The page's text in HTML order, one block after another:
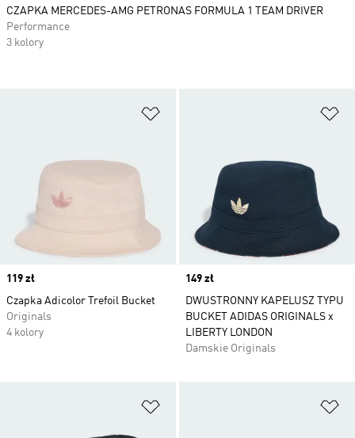
Price
119 zł
Czapka Adicolor Trefoil Bucket
Originals
4 kolory
Price
149 zł
DWUSTRONNY KAPELUSZ TYPU
BUCKET ADIDAS ORIGINALS x
LIBERTY LONDON
Damskie Originals
CZAPKA MERCEDES-AMG PETRONAS FORMULA 1 TEAM DRIVER
Performance
3 kolory